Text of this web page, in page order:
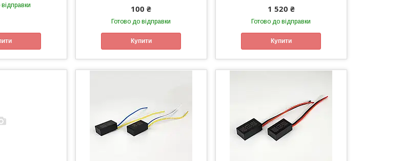
100 ₴
Готово до відправки
Купити
1 520 ₴
Готово до відправки
Купити